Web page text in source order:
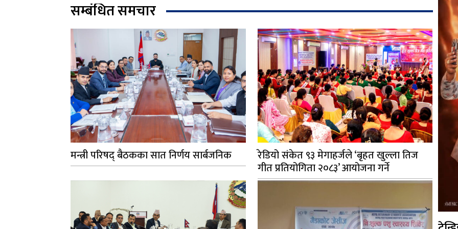
सम्बंधित समचार
मन्त्री परिषद् बैठकका सात निर्णय सार्बजनिक रेडियो संकेत ९३ मेगाहर्जले ‘बृहत खुल्ला तिज
गीत प्रतियोगिता २०८३’ आयोजना गर्ने